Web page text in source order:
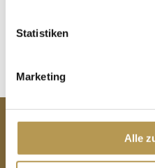
Statistiken
Marketing
Alle
KONTAKT
Hotel Schloss Rheinfels
Privathotels Dr.